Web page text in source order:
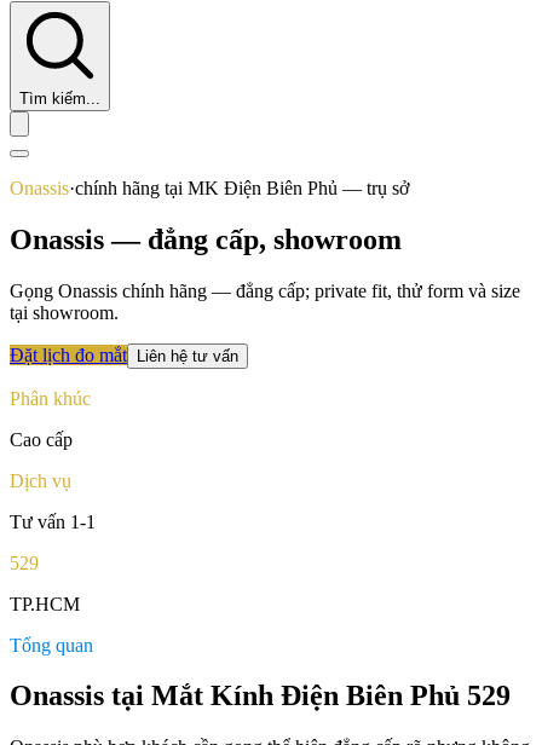
Tìm kiếm...
Onassis·chính hãng tại MK Điện Biên Phủ — trụ sở
Onassis— đẳng cấp, showroom
Gọng Onassis chính hãng — đẳng cấp; private fit, thử form và size
tại showroom.
Đặt lịch đo mắt Liên hệ tư vấn
Phân khúc
Cao cấp
Dịch vụ
Tư vấn 1-1
529
TP.HCM
Tổng quan
Onassis tại Mắt Kính Điện Biên Phủ 529